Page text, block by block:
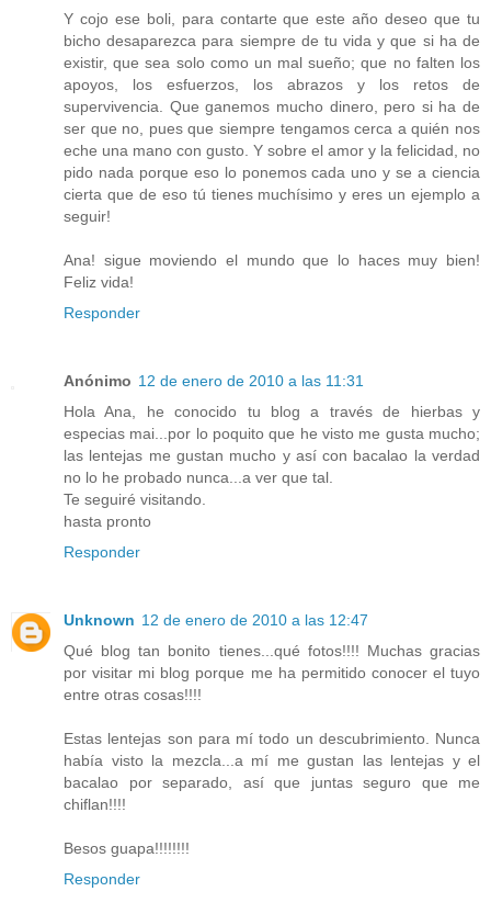
Y cojo ese boli, para contarte que este año deseo que tu
bicho desaparezca para siempre de tu vida y que si ha de
existir, que sea solo como un mal sueño; que no falten los
apoyos, los esfuerzos, los abrazos y los retos de
supervivencia. Que ganemos mucho dinero, pero si ha de
ser que no, pues que siempre tengamos cerca a quién nos
eche una mano con gusto. Y sobre el amor y la felicidad, no
pido nada porque eso lo ponemos cada uno y se a ciencia
cierta que de eso tú tienes muchísimo y eres un ejemplo a
seguir!
Ana! sigue moviendo el mundo que lo haces muy bien!
Feliz vida!
Responder
Anónimo 12 de enero de 2010 a las 11:31
Hola Ana, he conocido tu blog a través de hierbas y
especias mai...por lo poquito que he visto me gusta mucho;
las lentejas me gustan mucho y así con bacalao la verdad
no lo he probado nunca...a ver que tal.
Te seguiré visitando.
hasta pronto
Responder
Unknown 12 de enero de 2010 a las 12:47
Qué blog tan bonito tienes...qué fotos!!!! Muchas gracias
por visitar mi blog porque me ha permitido conocer el tuyo
entre otras cosas!!!!
Estas lentejas son para mí todo un descubrimiento. Nunca
había visto la mezcla...a mí me gustan las lentejas y el
bacalao por separado, así que juntas seguro que me
chiflan!!!!
Besos guapa!!!!!!!!
Responder